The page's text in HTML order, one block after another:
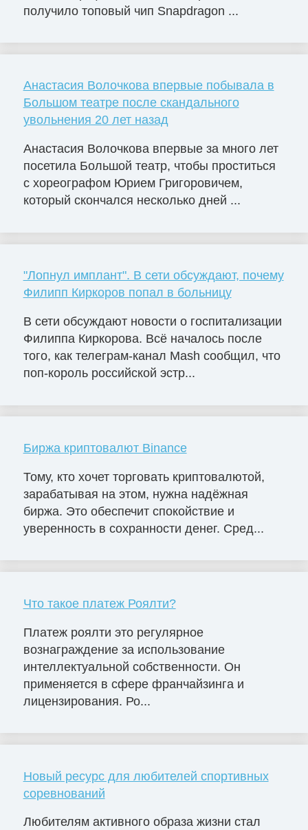
получило топовый чип Snapdragon ...
Анастасия Волочкова впервые побывала в
Большом театре после скандального
увольнения 20 лет назад
Анастасия Волочкова впервые за много лет
посетила Большой театр, чтобы проститься
с хореографом Юрием Григоровичем,
который скончался несколько дней ...
"Лопнул имплант". В сети обсуждают, почему
Филипп Киркоров попал в больницу
В сети обсуждают новости о госпитализации
Филиппа Киркорова. Всё началось после
того, как телеграм-канал Mash сообщил, что
поп-король российской эстр...
Биржа криптовалют Binance
Тому, кто хочет торговать криптовалютой,
зарабатывая на этом, нужна надёжная
биржа. Это обеспечит спокойствие и
уверенность в сохранности денег. Сред...
Что такое платеж Роялти?
Платеж роялти это регулярное
вознаграждение за использование
интеллектуальной собственности. Он
применяется в сфере франчайзинга и
лицензирования. Ро...
Новый ресурс для любителей спортивных
соревнований
Любителям активного образа жизни стал